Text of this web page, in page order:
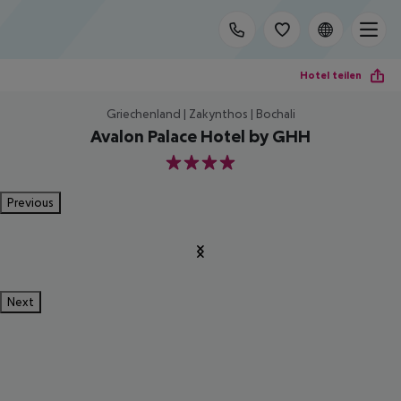
Hotel teilen
Griechenland | Zakynthos | Bochali
Avalon Palace Hotel by GHH
4
Previous
Next